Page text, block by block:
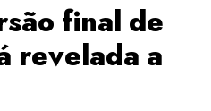
final de
revelada a